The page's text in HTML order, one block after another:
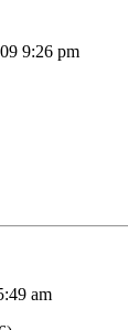
9:26 pm
am